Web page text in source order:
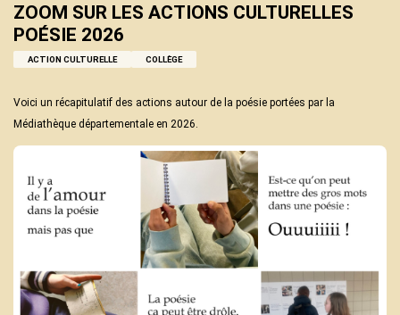
Collections
Coups de cœur
Nouveautés
Ressources numériques
Matériel de médiation
Formations
Informations pratiques
Services
Actions culturelles
Desserte documentaire
Accompagnement au quotidien
Accompagnement de projets
Ressources
pro
ZOOM SUR LES ACTIONS CULTURELLES
POÉSIE 2026
ACTION CULTURELLE COLLÈGE
Voici un récapitulatif des actions autour de la poésie portées par la
Médiathèque départementale en 2026.